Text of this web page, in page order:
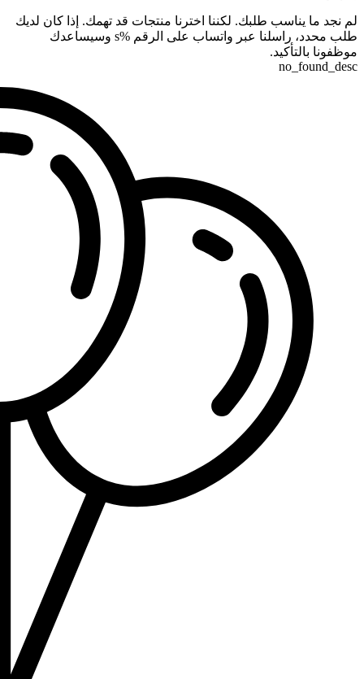
لم نجد ما يناسب طلبك. لكننا اخترنا منتجات قد تهمك. إذا كان لديك
طلب محدد، راسلنا عبر واتساب على الرقم %s وسيساعدك
موظفونا بالتأكيد.
no_found_desc